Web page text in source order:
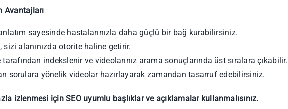
Avantajları
sayesinde hastalarınızla daha güçlü bir bağ kurabilirsiniz.
sizi alanınızda otorite haline getirir.
indekslenir ve videolarınız arama sonuçlarında üst sıralara çıkabilir.
sorulara yönelik videolar hazırlayarak zamandan tasarruf edebilirsiniz.
izlenmesi için SEO uyumlu başlıklar ve açıklamalar kullanmalısınız.